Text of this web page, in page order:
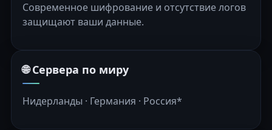
Современное шифрование и отсутствие логов
защищают ваши данные.
🌐 Сервера по миру
Нидерланды · Германия · Россия*